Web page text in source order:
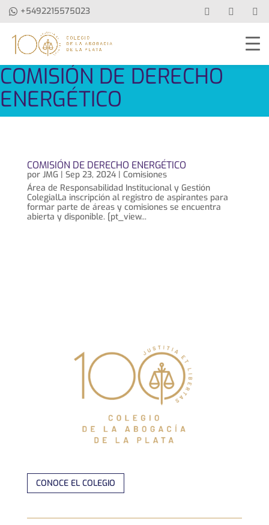
+5492215575023
COMISIÓN DE DERECHO
ENERGÉTICO
COMISIÓN DE DERECHO ENERGÉTICO
por JMG| Sep 23, 2024| Comisiones
Área de Responsabilidad Institucional y Gestión
ColegialLa inscripción al registro de aspirantes para
formar parte de áreas y comisiones se encuentra
abierta y disponible. [pt_view...
CONOCE EL COLEGIO